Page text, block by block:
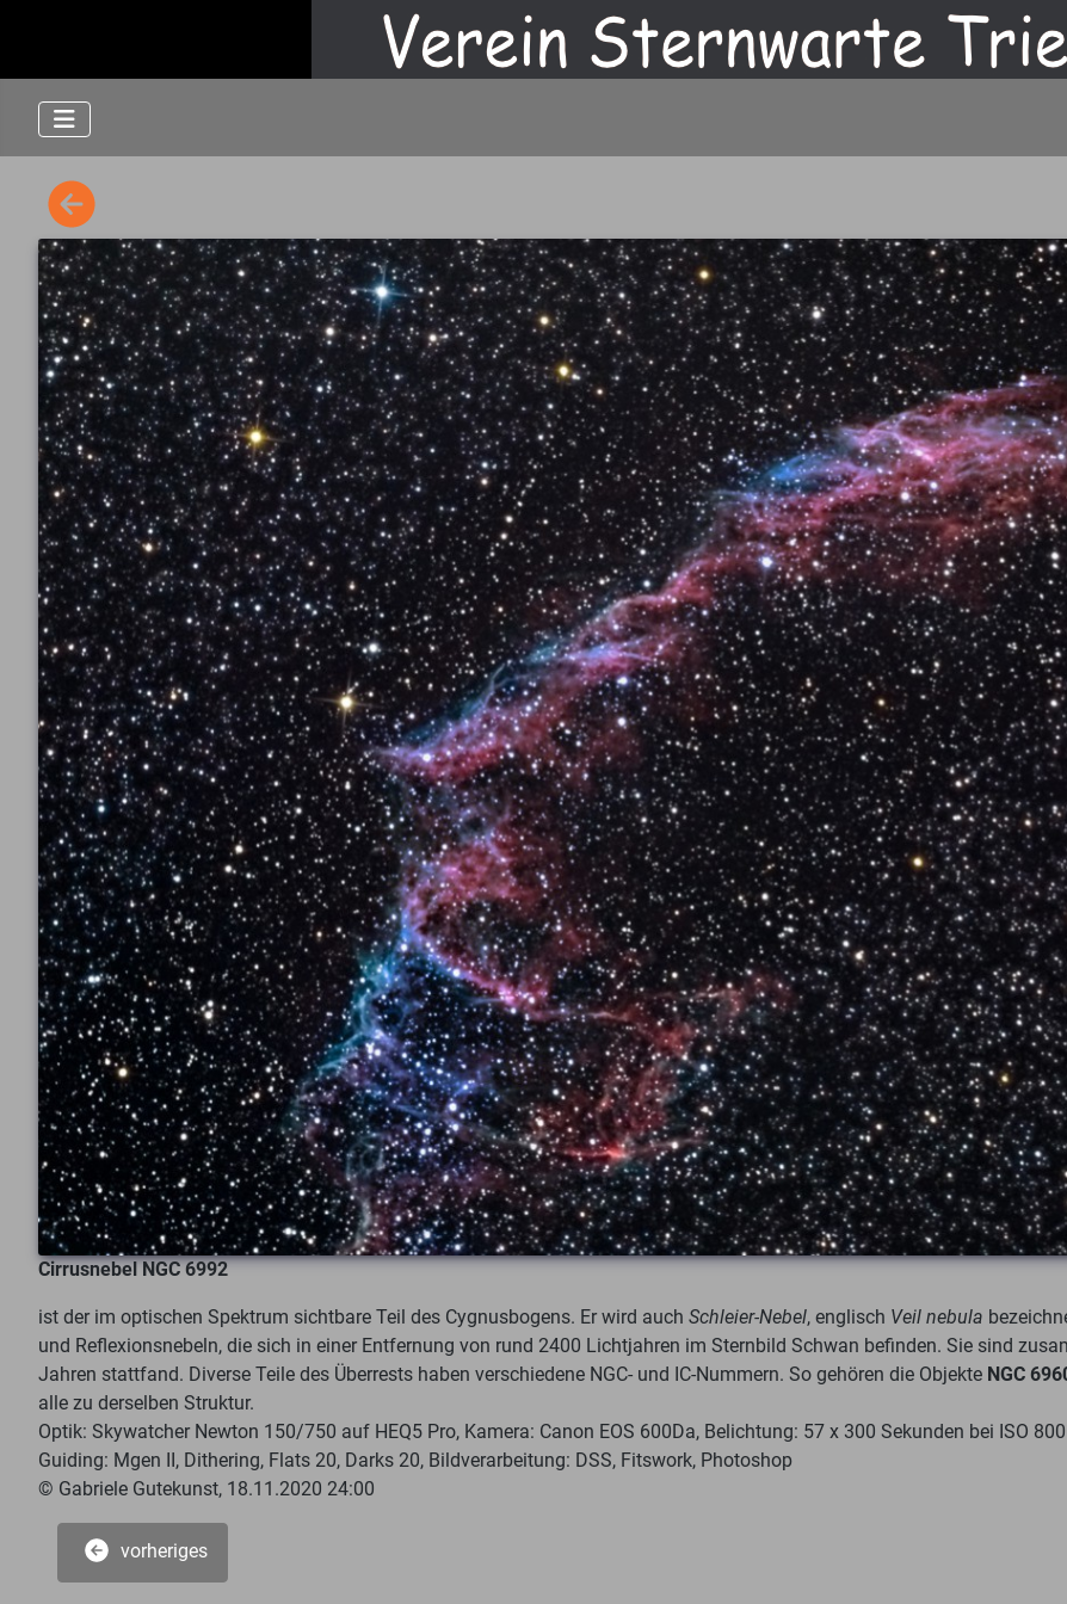
Cirrusnebel NGC 6992
ist der im optischen Spektrum sichtbare Teil des Cygnusbogens. Er wird auch Schleier-Nebel, englisch Veil nebula
und Reflexionsnebeln, die sich in einer Entfernung von rund 2400 Lichtjahren im Sternbild Schwan befinden. Sie sind
Jahren stattfand. Diverse Teile des Überrests haben verschiedene NGC- und IC-Nummern. So gehören die Objekte NGC
alle zu derselben Struktur.
Optik: Skywatcher Newton 150/750 auf HEQ5 Pro, Kamera: Canon EOS 600Da, Belichtung: 57 x 300 Sekunden bei ISO 800
Guiding: Mgen II, Dithering, Flats 20, Darks 20, Bildverarbeitung: DSS, Fitswork, Photoshop
© Gabriele Gutekunst, 18.11.2020 24:00
vorheriges